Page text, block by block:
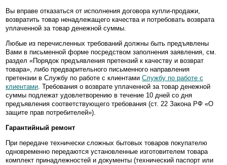
Вы вправе отказаться от исполнения договора купли-продажи,
возвратить товар ненадлежащего качества и потребовать возврата
уплаченной за товар денежной суммы.
Любые из перечисленных требований должны быть предъявлены
Вами в письменной форме посредством заполнения заявления, см.
раздел «Порядок предъявления претензий к качеству и возврат
товара», либо предварительного письменного направления
претензии в Службу по работе с клиентами Службу по работе с
клиентами . Требования о возврате уплаченной за товар денежной
суммы подлежат удовлетворению в течение 10 дней со дня
предъявления соответствующего требования (ст. 22 Закона РФ «О
защите прав потребителей»).
Гарантийный ремонт
При передаче технически сложных бытовых товаров покупателю
одновременно передаются установленные изготовителем товара
комплект принадлежностей и документы (технический паспорт или